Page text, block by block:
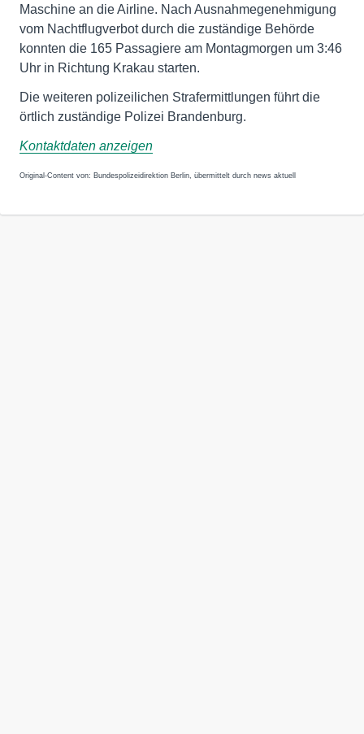
Maschine an die Airline. Nach Ausnahmegenehmigung
vom Nachtflugverbot durch die zuständige Behörde
konnten die 165 Passagiere am Montagmorgen um 3:46
Uhr in Richtung Krakau starten.
Die weiteren polizeilichen Strafermittlungen führt die
örtlich zuständige Polizei Brandenburg.
Kontaktdaten anzeigen
Original-Content von: Bundespolizeidirektion Berlin, übermittelt durch news aktuell